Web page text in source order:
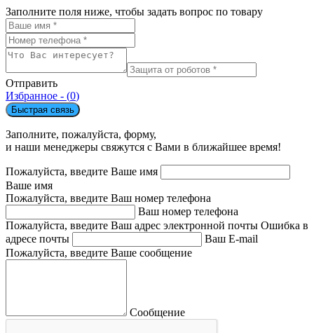
Заполните поля ниже, чтобы задать вопрос по товару
Отправить
Избранное - (0)
Быстрая связь
Заполните, пожалуйста, форму,
и наши менеджеры свяжутся с Вами в ближайшее время!
Пожалуйста, введите Ваше имя
Ваше имя
Пожалуйста, введите Ваш номер телефона
Ваш номер телефона
Пожалуйста, введите Ваш адрес электронной почты Ошибка в
адресе почты
Ваш E-mail
Пожалуйста, введите Ваше сообщение
Сообщение